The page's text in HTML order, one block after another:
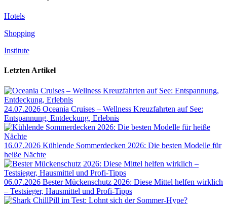
Hotels
Shopping
Institute
Letzten Artikel
24.07.2026 Oceania Cruises – Wellness Kreuzfahrten auf See:
Entspannung, Entdeckung, Erlebnis
16.07.2026 Kühlende Sommerdecken 2026: Die besten Modelle für
heiße Nächte
06.07.2026 Bester Mückenschutz 2026: Diese Mittel helfen wirklich
– Testsieger, Hausmittel und Profi-Tipps